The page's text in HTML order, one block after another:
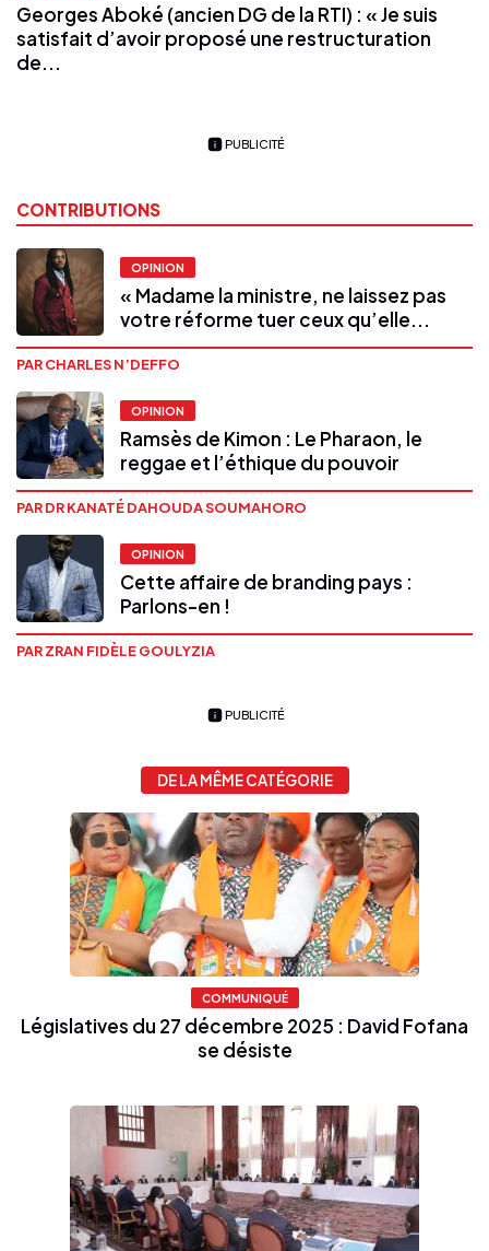
Georges Aboké (ancien DG de la RTI) : « Je suis
satisfait d’avoir proposé une restructuration
de...
PUBLICITÉ
CONTRIBUTIONS
OPINION
« Madame la ministre, ne laissez pas
votre réforme tuer ceux qu’elle...
PAR CHARLES N’DEFFO
OPINION
Ramsès de Kimon : Le Pharaon, le
reggae et l’éthique du pouvoir
PAR DR KANATÉ DAHOUDA SOUMAHORO
OPINION
Cette affaire de branding pays :
Parlons-en !
PAR ZRAN FIDÈLE GOULYZIA
PUBLICITÉ
DE LA MÊME CATÉGORIE
COMMUNIQUÉ
Législatives du 27 décembre 2025 : David Fofana
se désiste